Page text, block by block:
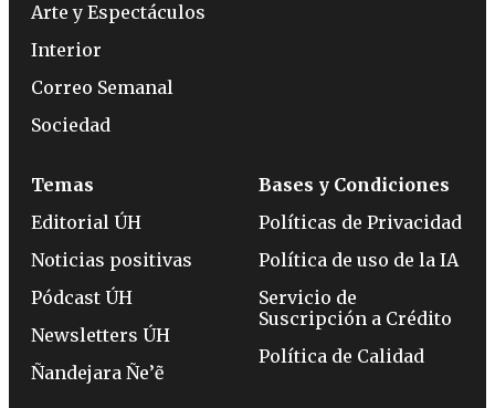
Arte y Espectáculos
Interior
Correo Semanal
Sociedad
Temas
Editorial ÚH
Noticias positivas
Pódcast ÚH
Newsletters ÚH
Ñandejara Ñe’ẽ
Bases y Condiciones
Políticas de Privacidad
Política de uso de la IA
Servicio de
Suscripción a Crédito
Política de Calidad